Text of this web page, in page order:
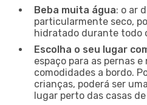
Beba muita água: o ar
particularmente seco,
hidratado durante todo
Escolha o seu lugar
espaço para as pernas
comodidades a bordo.
crianças, poderá ser
lugar perto das casas